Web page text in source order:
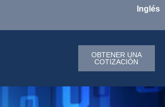
Inglés
OBTENER UNA
COTIZACIÓN